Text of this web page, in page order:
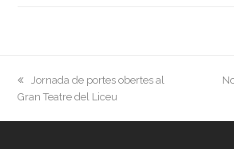
previous
post:
Jornada de portes obertes al
Gran Teatre del Liceu